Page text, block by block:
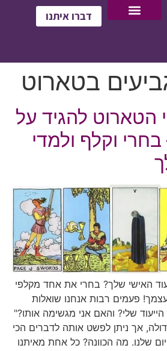
דברו איתנו
הטארוט להגיד על
וקלף ולמדי
האישי שלך? בחרי את אחד מקלפי
פעמים רבות אנחנו שואלות
שלי? והאם אני מגשימה אותו?"
אך ניתן לפשט אותה לדברים הכי
שלנו. מה הכוונה? כל אחת מאיתנו